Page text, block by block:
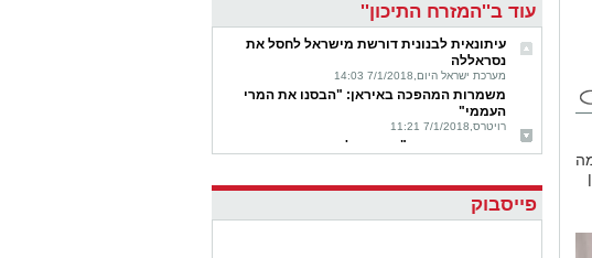
עוד ב''המזרח התיכון''
עיתונאית לבנונית דורשת מישראל לחסל את
נסראללה
מערכת ישראל היום,7/1/2018 14:03
משמרות המהפכה באיראן: "הבסנו את המרי
העממי"
רויטרס,7/1/2018 11:21
המחאה באיראן: "אחמדינג'אד ביקר את המשטר
בלב המחאה: הצעירה האיראנית שחולמת להפוך
ליהודייה
פייסבוק